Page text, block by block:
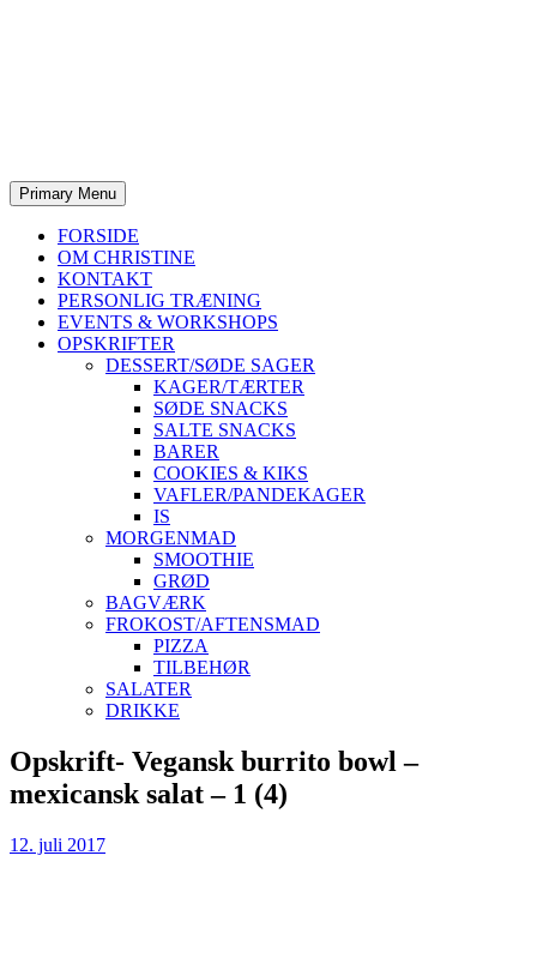
Primary Menu
FORSIDE
OM CHRISTINE
KONTAKT
PERSONLIG TRÆNING
EVENTS & WORKSHOPS
OPSKRIFTER
DESSERT/SØDE SAGER
KAGER/TÆRTER
SØDE SNACKS
SALTE SNACKS
BARER
COOKIES & KIKS
VAFLER/PANDEKAGER
IS
MORGENMAD
SMOOTHIE
GRØD
BAGVÆRK
FROKOST/AFTENSMAD
PIZZA
TILBEHØR
SALATER
DRIKKE
Skip
to
content
Opskrift- Vegansk burrito bowl –
mexicansk salat – 1 (4)
12. juli 2017